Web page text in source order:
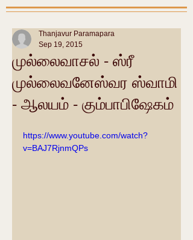
முல்லைவாசல் - ஸ்ரீ
முல்லைவனேஸ்வர ஸ்வாமி
- ஆலயம் - கும்பாபிஷேகம்
Thanjavur Paramapara
Sep 19, 2015
https://www.youtube.com/watch?
v=BAJ7RjnmQPs